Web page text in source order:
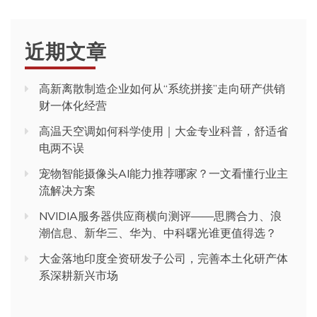
近期文章
高新离散制造企业如何从“系统拼接”走向研产供销
财一体化经营
高温天空调如何科学使用｜大金专业科普，舒适省
电两不误
宠物智能摄像头AI能力推荐哪家？一文看懂行业主
流解决方案
NVIDIA服务器供应商横向测评——思腾合力、浪
潮信息、新华三、华为、中科曙光谁更值得选？
大金落地印度全资研发子公司，完善本土化研产体
系深耕新兴市场